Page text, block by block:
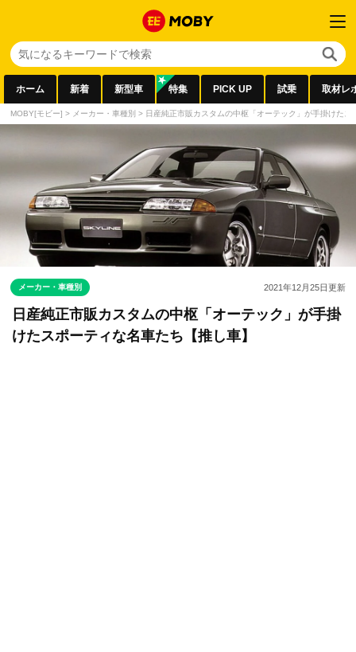
ホーム 新着 新型車 特集 PICK UP 試乗 取材レ
MOBY[モビー] > メーカー・車種別 > 日産純正市販カスタムの中枢「オーテック」が手掛けた
メーカー・車種別 2021年12月25日更新
日産純正市販カスタムの中枢「オーテック」が手掛
けたスポーティな名車たち【推し車】